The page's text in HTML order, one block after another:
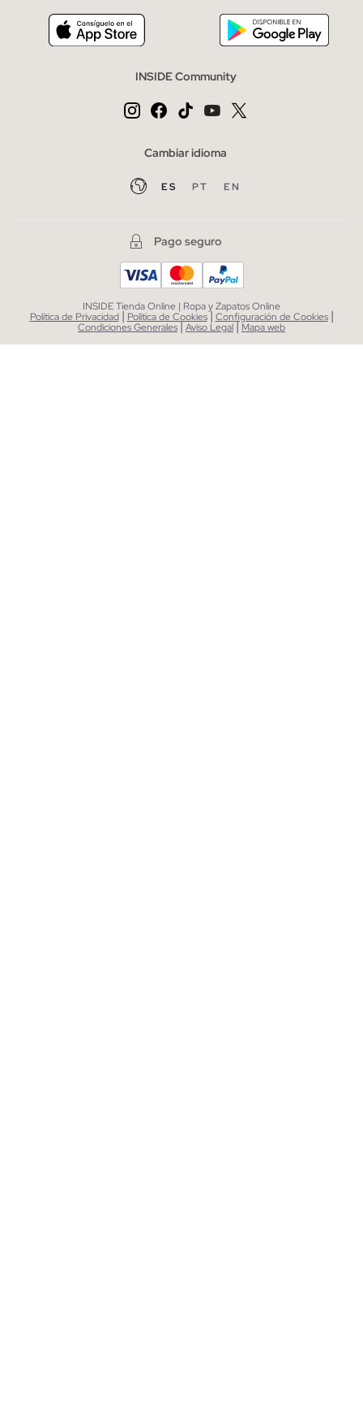
INSIDE Community
Cambiar idioma
ES PT EN
Pago seguro
INSIDE Tienda Online | Ropa y Zapatos Online
Política de Privacidad | Política de Cookies| Configuración de Cookies |
Condiciones Generales|Aviso Legal| Mapa web